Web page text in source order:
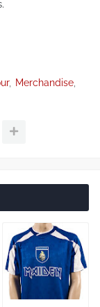
Merchandise